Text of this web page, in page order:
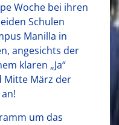
Woche bei ihren
Schulen
Manilla in
angesichts der
klaren „Ja“
Mitte März der
um das